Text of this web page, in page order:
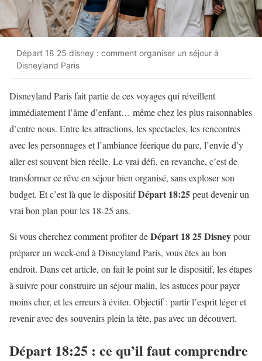
Départ 18 25 disney : comment organiser un séjour à
Disneyland Paris
Disneyland Paris fait partie de ces voyages qui réveillent
immédiatement l’âme d’enfant… même chez les plus raisonnables
d’entre nous. Entre les attractions, les spectacles, les rencontres
avec les personnages et l’ambiance féerique du parc, l’envie d’y
aller est souvent bien réelle. Le vrai défi, en revanche, c’est de
transformer ce rêve en séjour bien organisé, sans exploser son
budget. Et c’est là que le dispositifDépart 18:25peut devenir un
vrai bon plan pour les 18-25 ans.
Si vous cherchez comment profiter deDépart 18 25 Disneypour
préparer un week-end à Disneyland Paris, vous êtes au bon
endroit. Dans cet article, on fait le point sur le dispositif, les étapes
à suivre pour construire un séjour malin, les astuces pour payer
moins cher, et les erreurs à éviter. Objectif : partir l’esprit léger et
revenir avec des souvenirs plein la tête, pas avec un découvert.
Départ 18:25 : ce qu’il faut comprendre